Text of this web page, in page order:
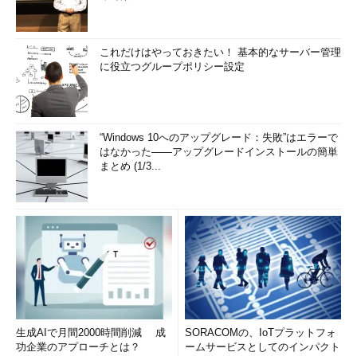
これだけはやっておきたい！ 基本的なサーバー管理
に役立つグループポリシー設定
“Windows 10へのアップグレード：失敗”はエラーで
はなかった――アップグレードインストールの簡単
まとめ (1/3...
生成AIで月間2000時間削減 成
功企業のアプローチとは？
SORACOMの、IoTプラットフォ
ームサービスとしてのインパクト